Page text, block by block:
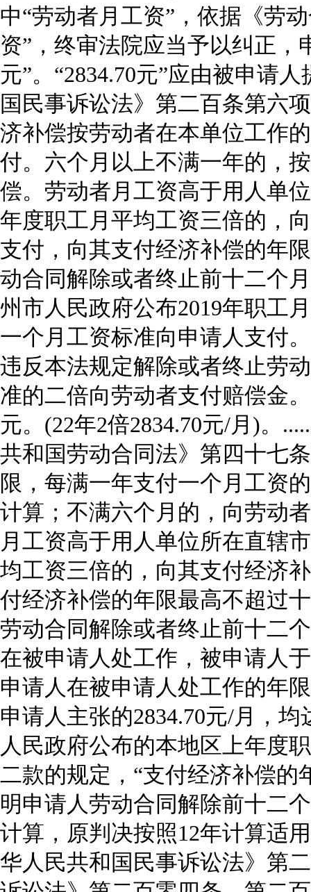
中“劳动者月工资” ，依据《劳
资” ，终审法院应当予以纠正，
元”。 “2834.70元”应由被申请人
国民事诉讼法》第二百条第六
济补偿按劳动者在本单位工作
付。六个月以上不满一年的，
偿。劳动者月工资高于用人单
年度职工月平均工资三倍的，
支付，向其支付经济补偿的年
动合同解除或者终止前十二个
州市人民政府公布2019年职工
一个月工资标准向申请人支付
违反本法规定解除或者终止劳
准的二倍向劳动者支付赔偿金
元。 (22年2倍2834.70元/月 )。
共和国劳动合同法》第四十七
限，每满一年支付一个月工资
计算；不满六个月的，向劳动
月工资高于用人单位所在直辖
均工资三倍的，向其支付经济
付经济补偿的年限最高不超过
劳动合同解除或者终止前十二
在被申请人处工作，被申请人于
申请人在被申请人处工作的年
申请人主张的2834.70元/月，均
人民政府公布的本地区上年度
二款的规定， “支付经济补偿的
明申请人劳动合同解除前十二
计算，原判决按照12年计算适
华人民共和国民事诉讼法》第